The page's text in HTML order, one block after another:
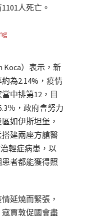
人死亡。
Koca）表示，新
為2.14%，疫情
中排第12，目
％，政府會努力
如伊斯坦堡，
建兩座方艙醫
輕症病患，以
者都能獲得照
延燒而緊張，
賈敦促國會盡